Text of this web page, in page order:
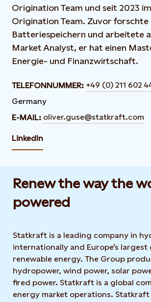
Origination Team und seit 2023
Origination Team. Zuvor forschte
Batteriespeichern und arbeitete
Market Analyst, er hat einen
Energie- und Finanzwirtschaft.
TELEFONNUMMER: +49 (0) 211 602
Germany
E-MAIL: oliver.guse@statkraft.com
LinkedIn
Renew the way the
powered​
Statkraft is a leading company in
internationally and Europe's
renewable energy. The Group
hydropower, wind power, solar
fired power. Statkraft is a global
energy market operations. Statkraft